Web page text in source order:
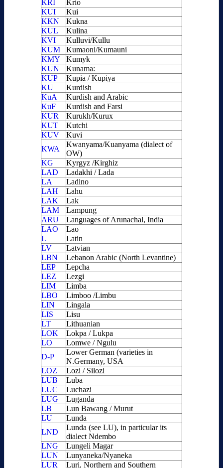
KRI
Krio
KUI
Kui
KKN
Kukna
KUL
Kulina
KVI
Kulluvi/Kullu
KUM
Kumaoni/Kumauni
KMY
Kumyk
KUN
Kunama:
KUP
Kupia / Kupiya
KU
Kurdish
KuA
Kurdish and Arabic
KuF
Kurdish and Farsi
KUR
Kurukh/Kurux
KUT
Kutchi
KUV
Kuvi
KWA
Kwanyama/Kuanyama (dialect of
OW)
KG
Kyrgyz /Kirghiz
LAD
Ladakhi / Lada
LA
Ladino
LAH
Lahu
LAK
Lak
LAM
Lampung
ARU
Languages of Arunachal, India
LAO
Lao
L
Latin
LV
Latvian
LBN
Lebanon Arabic (North Levantine)
LEP
Lepcha
LEZ
Lezgi
LIM
Limba
LBO
Limboo /Limbu
LIN
Lingala
LIS
Lisu
LT
Lithuanian
LOK
Lokpa / Lukpa
LO
Lomwe / Ngulu
D-P
Lower German (varieties in
N.Germany, USA
LOZ
Lozi / Silozi
LUB
Luba
LUC
Luchazi
LUG
Luganda
LB
Lun Bawang / Murut
LU
Lunda
LND
Lunda (see LU), in particular its
dialect Ndembo
LNG
Lungeli Magar
LUN
Lunyaneka/Nyaneka
LUR
Luri, Northern and Southern